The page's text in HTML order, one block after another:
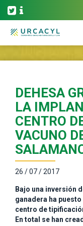
DEHESA
LA
CENTRO
VACUNO
26 / 07 / 2017
Bajo una inversión
ganadera ha
centro de
En total se han